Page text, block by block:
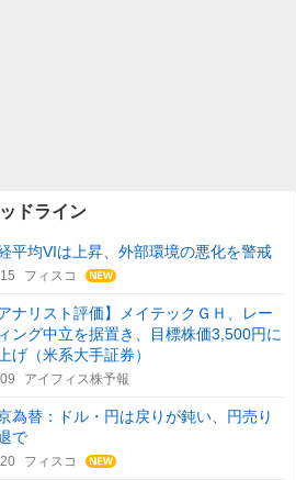
ドライン
平均VIは上昇、外部環境の悪化を警戒
フィスコ
アナリスト評価】メイテックＧＨ、レー
ング中立を据置き、目標株価3,500円に
げ（米系大手証券）
アイフィス株予報
為替：ドル・円は戻りが鈍い、円売り
で
フィスコ